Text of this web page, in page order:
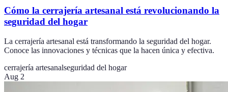
Cómo la cerrajería artesanal está revolucionando la
seguridad del hogar
La cerrajería artesanal está transformando la seguridad del hogar.
Conoce las innovaciones y técnicas que la hacen única y efectiva.
cerrajería artesanalseguridad del hogar
Aug 2